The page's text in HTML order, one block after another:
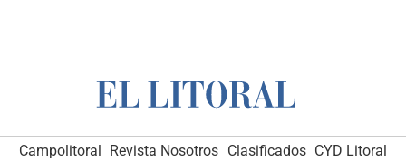
Campolitoral Revista Nosotros Clasificados CYD Litoral